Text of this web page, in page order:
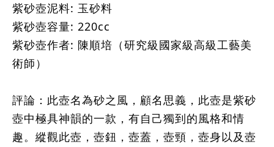
紫砂壺泥料: 玉砂料
紫砂壺容量: 220cc
紫砂壺作者: 陳順培 （研究級國家級高級工藝美
術師）
評論： 此壺名為砂之風，顧名思義，此壺是紫砂
壺中極具神韻的一款，有自己獨到的風格和情
趣。縱觀此壺，壺鈕，壺蓋，壺頸，壺身以及壺